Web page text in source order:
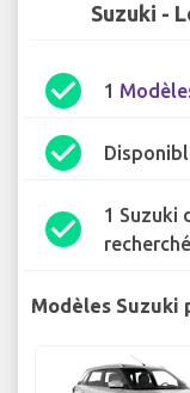
Suzuki -
check_circle 1
check_circle
check_circle
1 Suzuki
Modèles Suzuki